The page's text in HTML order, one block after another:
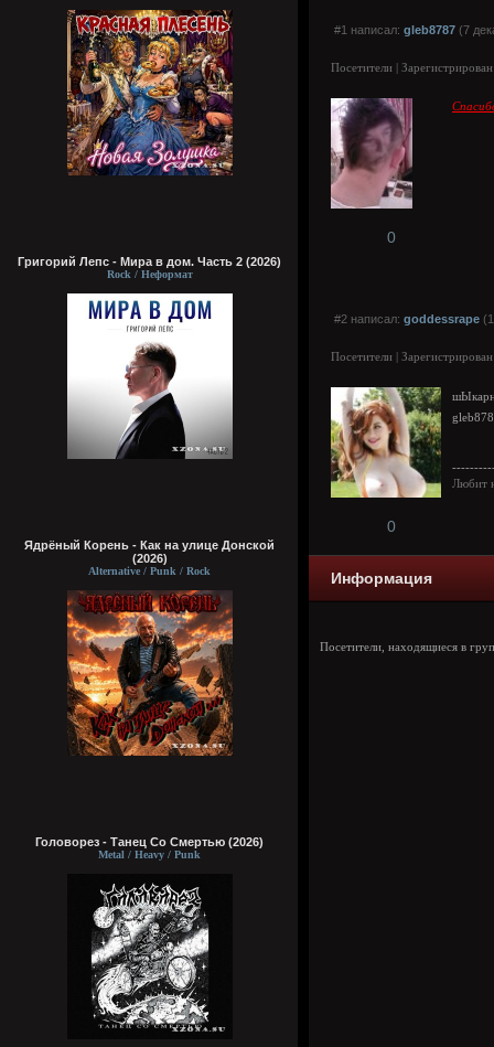
Григорий Лепс - Мира в дом. Часть 2 (2026)
Rock / Неформат
Ядрёный Корень - Как на улице Донской
(2026)
Alternative / Punk / Rock
Головорез - Tанец Со Смертью (2026)
Metal / Heavy / Punk
#1 написал: gleb8787 (7
Посетители |
0
#2 написал: goddessrape
Посетители |
Любит
0
Информация
Посетители, находящиеся в